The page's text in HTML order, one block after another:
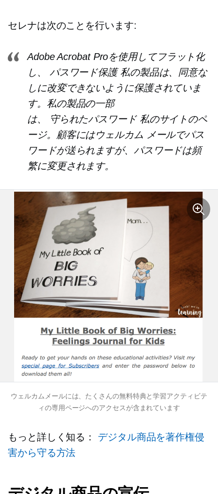
セレナは次のことを行います:
Adobe Acrobat Proを使用してフラット化
し、 パスワード保護私の製品は、同意な
しに改変できないように保護されていま
す。私の製品の一部
は、
守られたパスワード私のサイトのペ
ージ。顧客にはウェルカム メールでパス
ワードが送られますが、パスワードは頻
繁に変更されます。
ウェルカムメールには、たくさんの無料特典と学習アクティビテ
ィの専用ページへのアクセスが含まれています
もっと詳しく知る： デジタル商品を著作権侵
害から守る方法